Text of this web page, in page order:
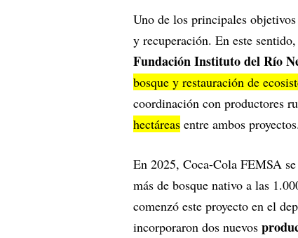
Uno de los principales
y recuperación. En este
Fundación Instituto del Río
bosque y restauración de
coordinación con productores
hectáreas entre ambos proyectos.
En 2025, Coca-Cola FEMSA
más de bosque nativo a las
comenzó este proyecto en el
incorporaron dos nuevos